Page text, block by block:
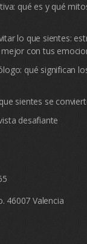
qué es y qué
lo que sientes:
con tus
qué significan
sientes se
desafiante
46007 Valencia